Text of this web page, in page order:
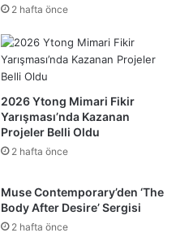
2 hafta önce
2026 Ytong Mimari Fikir
Yarışması’nda Kazanan
Projeler Belli Oldu
2 hafta önce
Muse Contemporary’den ‘The
Body After Desire’ Sergisi
2 hafta önce